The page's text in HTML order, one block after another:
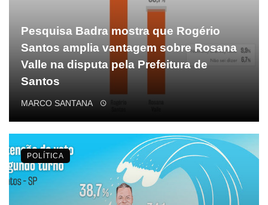
Pesquisa Badra mostra que Rogério
Santos amplia vantagem sobre Rosana
Valle na disputa pela Prefeitura de
Santos
MARCO SANTANA
POLÍTICA